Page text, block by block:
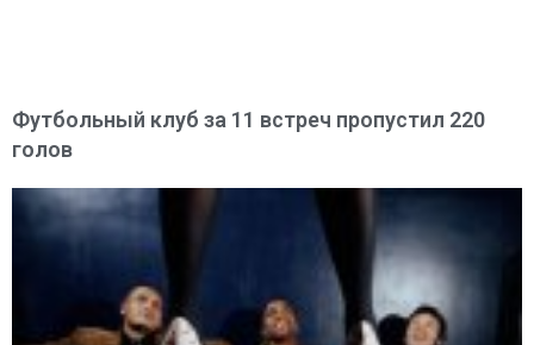
Футбольный клуб за 11 встреч пропустил 220
голов